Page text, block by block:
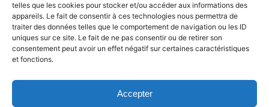
telles que les cookies pour stocker et/ou accéder aux informations des
appareils. Le fait de consentir à ces technologies nous permettra de
traiter des données telles que le comportement de navigation ou les ID
uniques sur ce site. Le fait de ne pas consentir ou de retirer son
consentement peut avoir un effet négatif sur certaines caractéristiques
et fonctions.
Accepter